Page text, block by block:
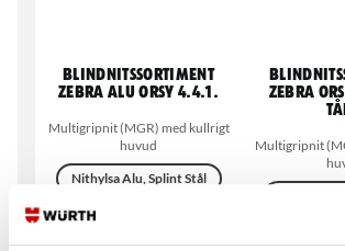
Blindnitssortiment
Zebra ALU ORSY 4.4.1.
Multigripnit (MGR) med kullrigt
huvud
Nithylsa Alu, Splint Stål
Zebra
Multigripnit